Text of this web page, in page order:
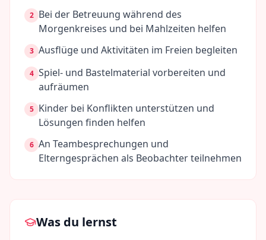
2 Bei der Betreuung während des
Morgenkreises und bei Mahlzeiten helfen
3 Ausflüge und Aktivitäten im Freien begleiten
4 Spiel- und Bastelmaterial vorbereiten und
aufräumen
5 Kinder bei Konflikten unterstützen und
Lösungen finden helfen
6 An Teambesprechungen und
Elterngesprächen als Beobachter teilnehmen
Was du lernst